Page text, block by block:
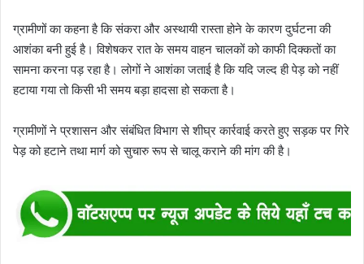
ग्रामीणों का कहना है कि संकरा और अस्थायी रास्ता होने के कारण दुर्घटना की
आशंका बनी हुई है। विशेषकर रात के समय वाहन चालकों को काफी दिक्कतों का
सामना करना पड़ रहा है। लोगों ने आशंका जताई है कि यदि जल्द ही पेड़ को नहीं
हटाया गया तो किसी भी समय बड़ा हादसा हो सकता है।
ग्रामीणों ने प्रशासन और संबंधित विभाग से शीघ्र कार्रवाई करते हुए सड़क पर गिरे
पेड़ को हटाने तथा मार्ग को सुचारु रूप से चालू कराने की मांग की है।